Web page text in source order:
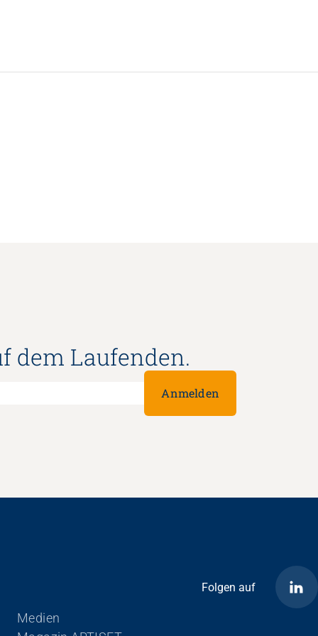
dem Laufenden.
Anmelden
Folgen auf
Navigation überspringen
Medien